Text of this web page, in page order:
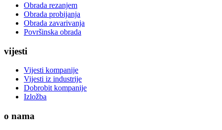
Obrada rezanjem
Obrada probijanja
Obrada zavarivanja
Površinska obrada
vijesti
Vijesti kompanije
Vijesti iz industrije
Dobrobit kompanije
Izložba
o nama